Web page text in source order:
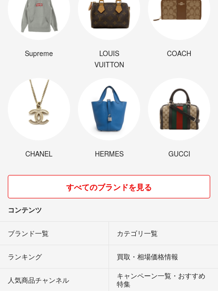
Supreme
LOUIS
VUITTON
COACH
CHANEL HERMES GUCCI
すべてのブランドを見る
コンテンツ
ブランド一覧 カテゴリ一覧
ランキング 買取・相場価格情報
人気商品チャンネル
キャンペーン一覧・おすすめ
特集